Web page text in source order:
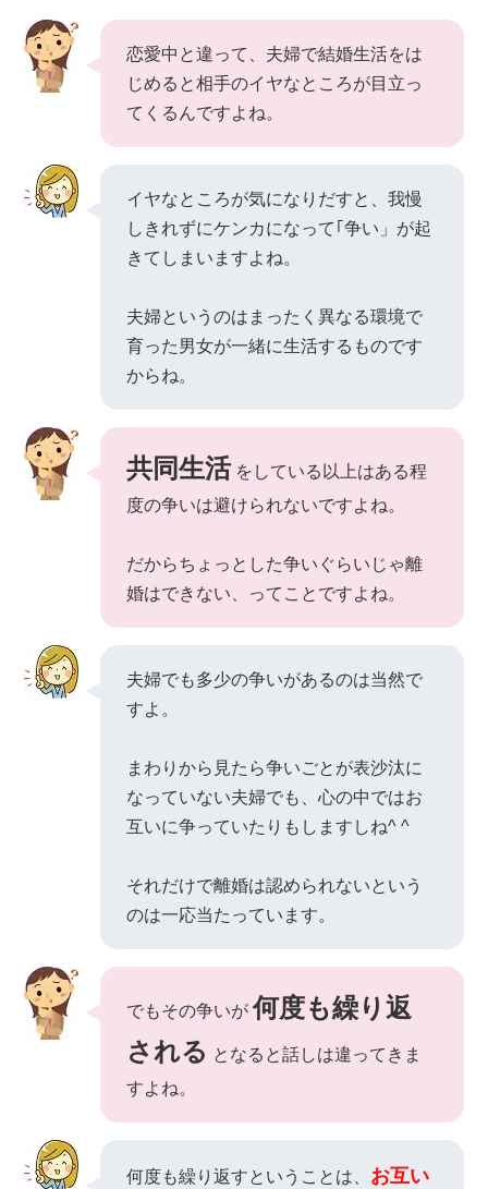
恋愛中と違って、夫婦で結婚生活をは
じめると相手のイヤなところが目立っ
てくるんですよね。
イヤなところが気になりだすと、我慢
しきれずにケンカになって｢争い」が起
きてしまいますよね。
夫婦というのはまったく異なる環境で
育った男女が一緒に生活するものです
からね。
共同生活をしている以上はある程
度の争いは避けられないですよね。
だからちょっとした争いぐらいじゃ離
婚はできない、ってことですよね。
夫婦でも多少の争いがあるのは当然で
すよ。
まわりから見たら争いごとが表沙汰に
なっていない夫婦でも、心の中ではお
互いに争っていたりもしますしね^ ^
それだけで離婚は認められないという
のは一応当たっています。
でもその争いが何度も繰り返
される となると話しは違ってきま
すよね。
何度も繰り返すということは、 お互い